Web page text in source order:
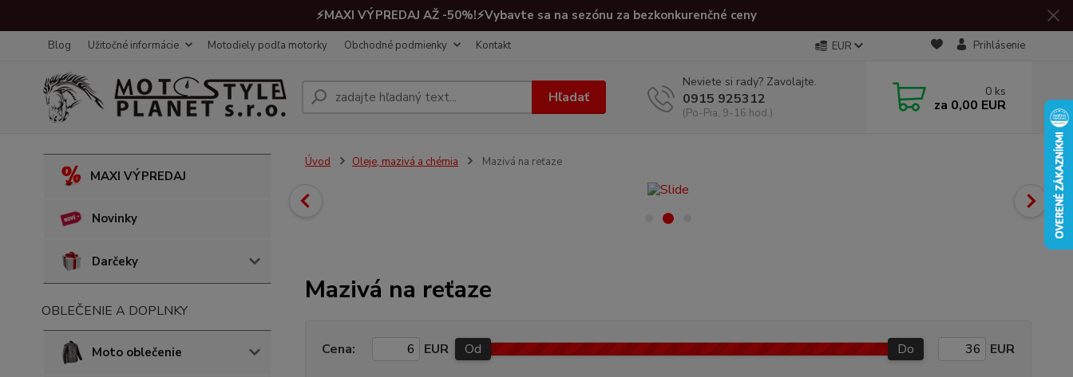
⚡MAXI VÝPREDAJ AŽ -50%!⚡Vybavte sa na sezónu za bezkonkurenčné ceny
Blog Užitočné informácie Motodiely podľa motorky Obchodné podmienky Kontakt EUR Prihlásenie
Hľadať
Neviete si rady? Zavolajte.
0915 925312
(Po-Pia, 9-16 hod.)
0 ks
za 0,00 EUR
MAXI VÝPREDAJ
Novinky
Darčeky
OBLEČENIE A DOPLNKY
Moto oblečenie
Úvod Oleje, mazivá a chémia Mazivá na reťaze
Mazivá na reťaze
Cena: EUR Od Do EUR